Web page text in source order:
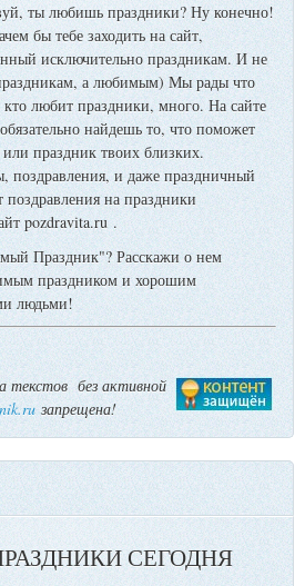
ты любишь праздники? Ну конечно!
бы тебе заходить на сайт,
исключительно праздникам. И не
а любимым) Мы рады что
кто любит праздники, много. На сайте
найдешь то, что поможет
праздник твоих близких.
поздравления, и даже праздничный
на праздники
pozdravita.ru .
Праздник"? Расскажи о нем
праздником и хорошим
людьми!
текстов без активной
запрещена!
СЕГОДНЯ